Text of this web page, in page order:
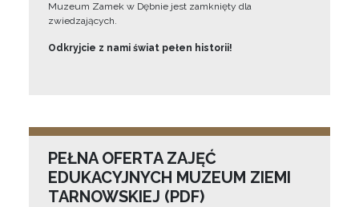
Muzeum Zamek w Dębnie jest zamknięty dla
zwiedzających.
Odkryjcie z nami świat pełen historii!
PEŁNA OFERTA ZAJĘĆ
EDUKACYJNYCH MUZEUM ZIEMI
TARNOWSKIEJ (PDF)